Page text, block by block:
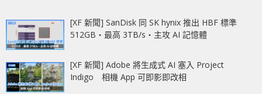
[XF 新聞] SanDisk 同 SK hynix 推出 HBF 標準
512GB‧最高 3TB/s‧主攻 AI 記憶體
[XF 新聞] Adobe 將生成式 AI 塞入 Project
Indigo 相機 App 可即影即改相